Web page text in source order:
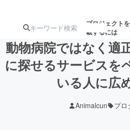
プロジェクト
載するには
注目のリ 注目の新着プロ募
動物病院ではなく適
に探せるサービスを
いる人に広
Animalcun プロ